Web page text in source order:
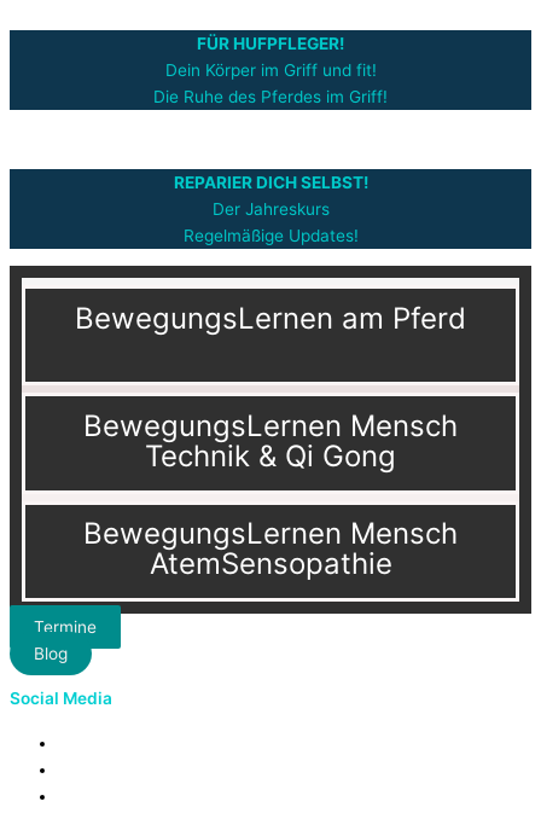
FÜR HUFPFLEGER!
Dein Körper im Griff und fit!
Die Ruhe des Pferdes im Griff!
REPARIER DICH SELBST!
Der Jahreskurs
Regelmäßige Updates!
BewegungsLernen am Pferd
BewegungsLernen Mensch
Technik & Qi Gong
BewegungsLernen Mensch
AtemSensopathie
Termine
Blog
Social Media